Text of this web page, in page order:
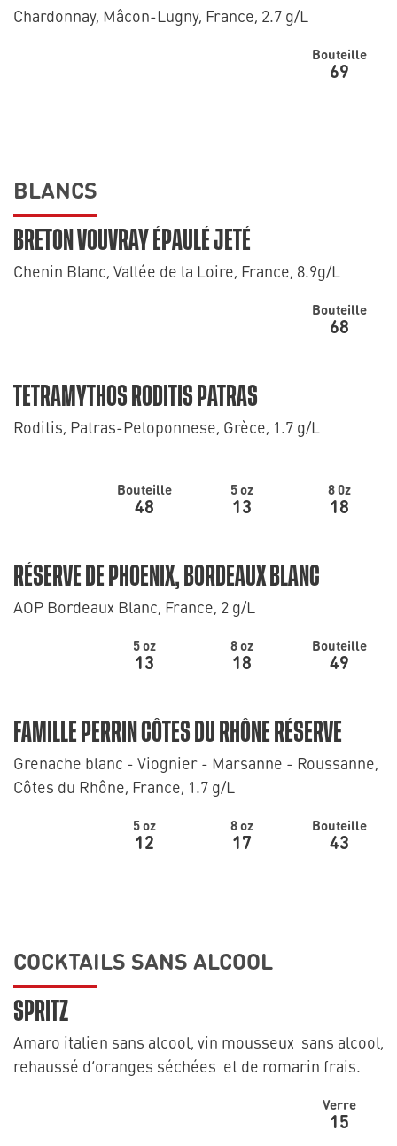
Chardonnay, Mâcon-Lugny, France, 2.7 g/L
Bouteille
69
BLANCS
BRETON VOUVRAY ÉPAULÉ JETÉ
Chenin Blanc, Vallée de la Loire, France, 8.9g/L
Bouteille
68
TETRAMYTHOS RODITIS PATRAS
Roditis, Patras-Peloponnese, Grèce, 1.7 g/L
Bouteille
48
5 oz
13
8 0z
18
RÉSERVE DE PHOENIX, BORDEAUX BLANC
AOP Bordeaux Blanc, France, 2 g/L
5 oz
13
8 oz
18
Bouteille
49
FAMILLE PERRIN CÔTES DU RHÔNE RÉSERVE
Grenache blanc - Viognier - Marsanne - Roussanne,
Côtes du Rhône, France, 1.7 g/L
5 oz
12
8 oz
17
Bouteille
43
COCKTAILS SANS ALCOOL
SPRITZ
Amaro italien sans alcool, vin mousseux sans alcool,
rehaussé d’oranges séchées et de romarin frais.
Verre
15